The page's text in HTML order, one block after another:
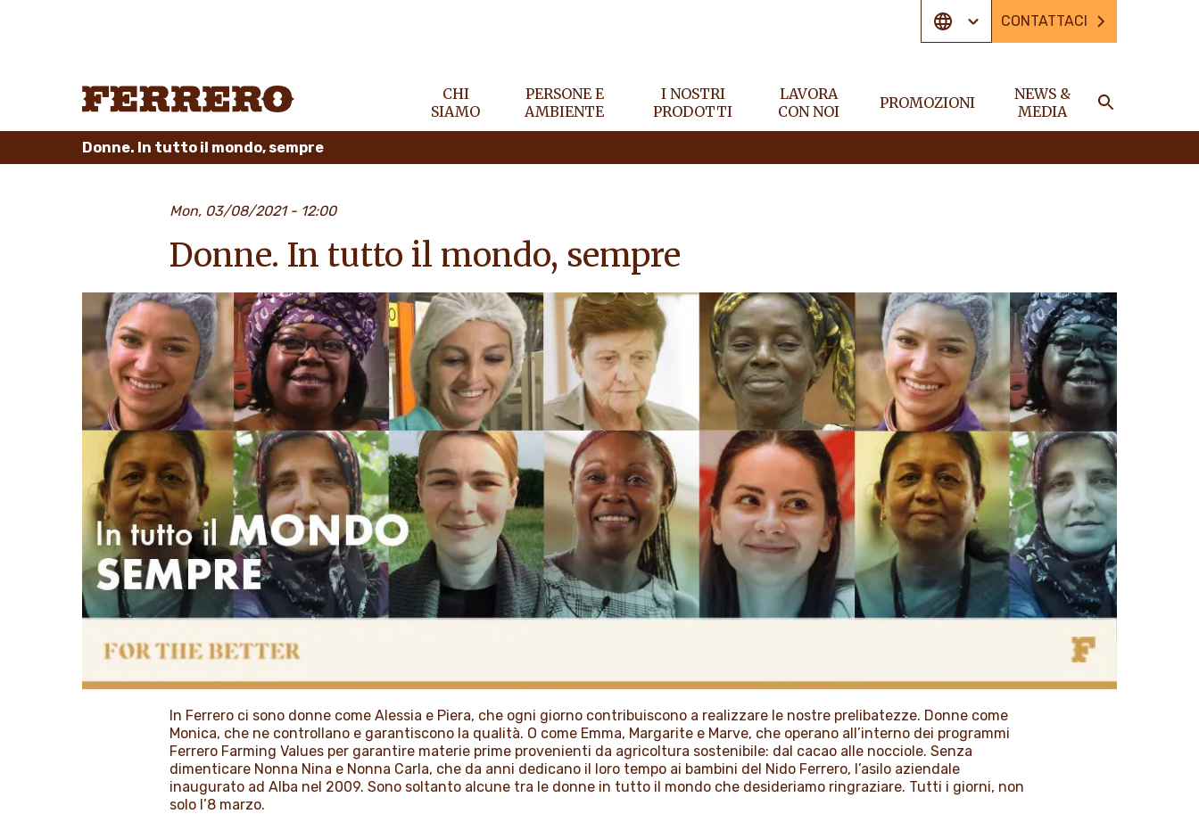
CHI
SIAMO
PERSONE E
AMBIENTE
I NOSTRI
PRODOTTI
LAVORA
CON NOI
PROMOZIONI
NEWS &
MEDIA
CONTATTACI
Donne. In tutto il mondo, sempre
Mon, 03/08/2021 - 12:00
Donne. In tutto il mondo, sempre
In Ferrero ci sono donne come Alessia e Piera, che ogni giorno contribuiscono a realizzare le nostre prelibatezze. Donne come
Monica, che ne controllano e garantiscono la qualità. O come Emma, Margarite e Marve, che operano all’interno dei programmi
Ferrero Farming Values per garantire materie prime provenienti da agricoltura sostenibile: dal cacao alle nocciole. Senza
dimenticare Nonna Nina e Nonna Carla, che da anni dedicano il loro tempo ai bambini del Nido Ferrero, l’asilo aziendale
inaugurato ad Alba nel 2009. Sono soltanto alcune tra le donne in tutto il mondo che desideriamo ringraziare. Tutti i giorni, non
solo l’8 marzo.